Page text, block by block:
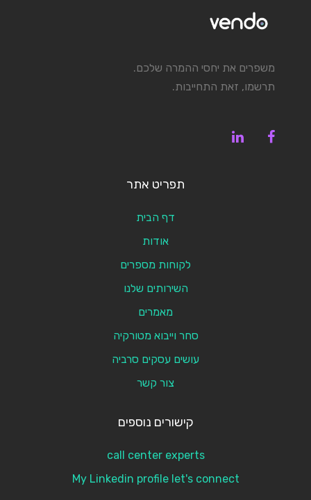
משפרים את יחסי ההמרה שלכם.
תרשמו, זאת התחייבות.
תפריט אתר
דף הבית
אודות
לקוחות מספרים
השירותים שלנו
מאמרים
סחר וייבוא מטורקיה
עושים עסקים סרביה
צור קשר
קישורים נוספים
call center experts
My Linkedin profile let's connect